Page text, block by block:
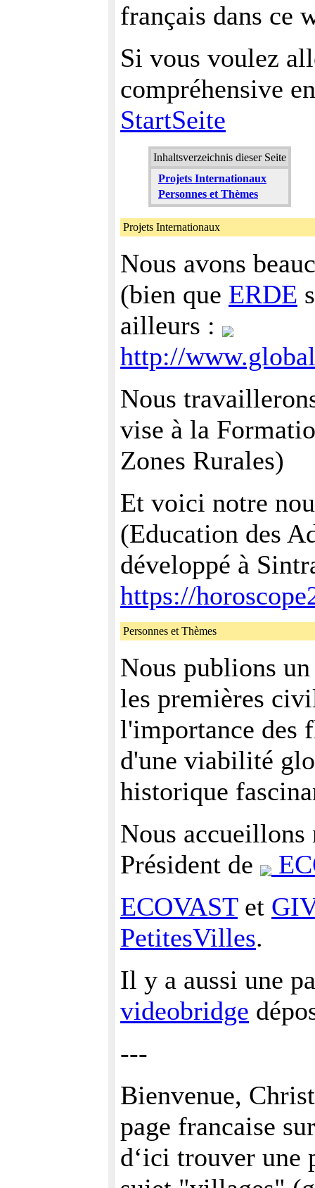
français dans ce
Si vous voulez
compréhensive
StartSeite
Inhaltsverzeichnis dieser Seite
Projets Internationaux
Personnes et Thèmes
Projets Internationaux
Nous avons
(bien que ERDE
ailleurs :
http://
Nous
vise à la
Zones Rurales)
Et voici notre
(Education des
développé à
https://
Personnes et Thèmes
Nous publions
les premières
l'importance des
d'une viabilité
historique
Nous
Président de
ECOVASTet
PetitesVilles.
Il y a aussi une
videobridge
---
Bienvenue,
page francaise
d‘ici trouver une